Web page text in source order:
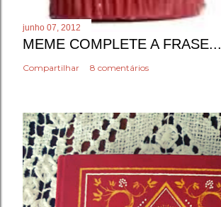
junho 07, 2012
MEME COMPLETE A FRASE...
Compartilhar 8 comentários